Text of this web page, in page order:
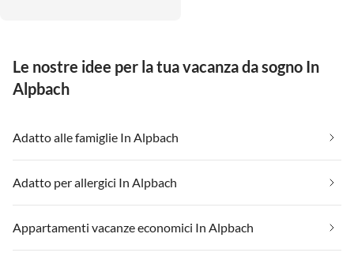
Le nostre idee per la tua vacanza da sogno In
Alpbach
Adatto alle famiglie In Alpbach
Adatto per allergici In Alpbach
Appartamenti vacanze economici In Alpbach